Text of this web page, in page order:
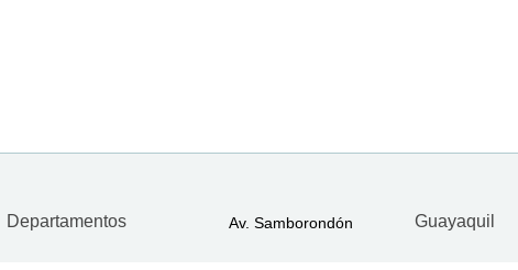
Departamentos Av. Samborondón Guayaquil